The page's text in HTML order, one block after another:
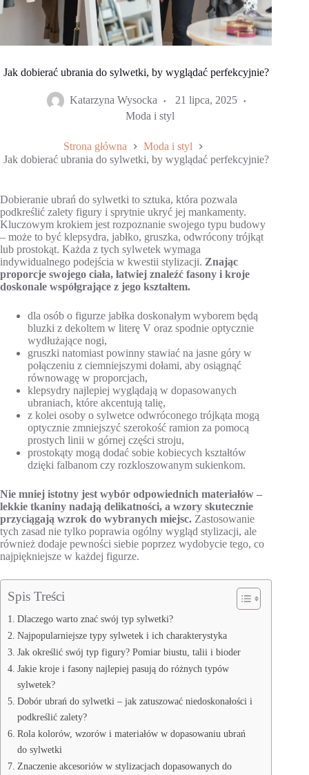
Jak dobierać ubrania do sylwetki, by wyglądać perfekcyjnie?
Katarzyna Wysocka
21 lipca, 2025
Moda i styl
Strona główna
Moda i styl
Jak dobierać ubrania do sylwetki, by wyglądać perfekcyjnie?
Dobieranie ubrań do sylwetki to sztuka, która pozwala
podkreślić zalety figury i sprytnie ukryć jej mankamenty.
Kluczowym krokiem jest rozpoznanie swojego typu budowy
– może to być klepsydra, jabłko, gruszka, odwrócony trójkąt
lub prostokąt. Każda z tych sylwetek wymaga
indywidualnego podejścia w kwestii stylizacji. Znając
proporcje swojego ciała, łatwiej znaleźć fasony i kroje
doskonale współgrające z jego kształtem.
dla osób o figurze jabłka doskonałym wyborem będą
bluzki z dekoltem w literę V oraz spodnie optycznie
wydłużające nogi,
gruszki natomiast powinny stawiać na jasne góry w
połączeniu z ciemniejszymi dołami, aby osiągnąć
równowagę w proporcjach,
klepsydry najlepiej wyglądają w dopasowanych
ubraniach, które akcentują talię,
z kolei osoby o sylwetce odwróconego trójkąta mogą
optycznie zmniejszyć szerokość ramion za pomocą
prostych linii w górnej części stroju,
prostokąty mogą dodać sobie kobiecych kształtów
dzięki falbanom czy rozkloszowanym sukienkom.
Nie mniej istotny jest wybór odpowiednich materiałów –
lekkie tkaniny nadają delikatności, a wzory skutecznie
przyciągają wzrok do wybranych miejsc. Zastosowanie
tych zasad nie tylko poprawia ogólny wygląd stylizacji, ale
również dodaje pewności siebie poprzez wydobycie tego, co
najpiękniejsze w każdej figurze.
Spis Treści
Dlaczego warto znać swój typ sylwetki?
Najpopularniejsze typy sylwetek i ich charakterystyka
Jak określić swój typ figury? Pomiar biustu, talii i bioder
Jakie kroje i fasony najlepiej pasują do różnych typów
sylwetek?
Dobór ubrań do sylwetki – jak zatuszować niedoskonałości i
podkreślić zalety?
Rola kolorów, wzorów i materiałów w dopasowaniu ubrań
do sylwetki
Znaczenie akcesoriów w stylizacjach dopasowanych do